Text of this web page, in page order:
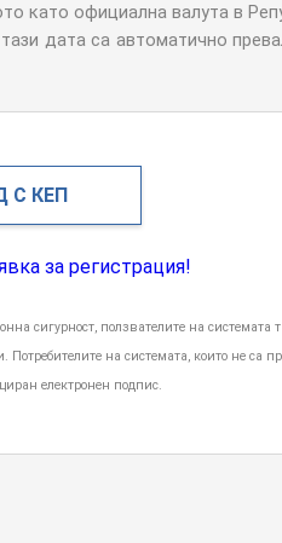
като официална валута в
дата са автоматично
С КЕП
за регистрация!
сигурност, ползвателите на системата
на системата, които не са
електронен подпис.